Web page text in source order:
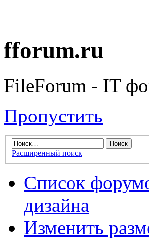
fforum.ru
FileForum - IT
Пропустить
Расширенный поиск
Список
дизайна
Изменить